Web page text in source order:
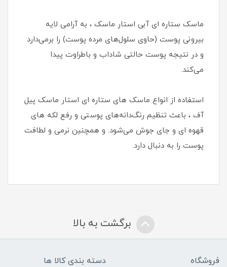
ماسک ستاره ای آبی استار ماسک ، به آرامی لایه‌
بیرونی پوست (حاوی سلول‌های مرده پوست) را برمی‌دارد
و در نتیجه پوست حالتی شاداب و باطراوت پیدا
می‌کند.
استفاده از انواع ماسک های ستاره ای استار ماسک‌ پیل
آف ، باعث تنظیم رنگ‌دانه‌های پوستی و رفع لکه های
قهوه ای و جای جوش می‌شود. و همچنین نرمی و لطافت
پوست را به دنبال دارد.
برگشت به بالا
فروشگاه دسته بندی کالا ها